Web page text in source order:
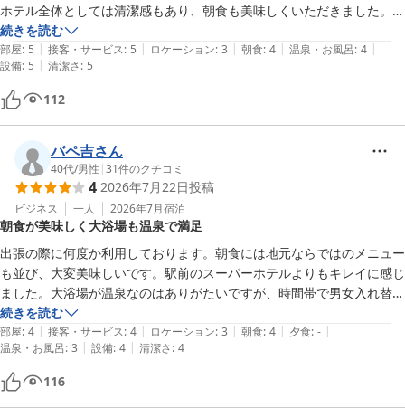
ホテル全体としては清潔感もあり、朝食も美味しくいただきました。
飲み屋街までは徒歩10分ほどですが、大人であればそれほど気になら
ない距離です。
続きを読む
部屋: 5 | 接客・サービス: 5 | ロケーション: 3 | 朝食: 4 | 温泉・お風呂: 4 |
設備: 5 | 清潔さ: 5
112
バペ吉さん
40代/男性 |31件のクチコミ
4 2026年7月22日投稿
ビジネス 一人 2026年7月宿泊
朝食が美味しく大浴場も温泉で満足
出張の際に何度か利用しております。朝食には地元ならではのメニュー
も並び、大変美味しいです。駅前のスーパーホテルよりもキレイに感じ
ました。大浴場が温泉なのはありがたいですが、時間帯で男女入れ替え
制なのが、不便に感じることもあります。ただ、総じて満足しておりま
す。また利用させていただきます。
続きを読む
部屋: 4 | 接客・サービス: 4 | ロケーション: 3 | 朝食: 4 | 夕食: - |
温泉・お風呂: 3 | 設備: 4 | 清潔さ: 4
116